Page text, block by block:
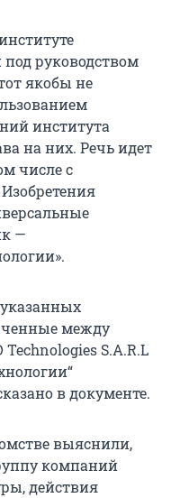
руководством
якобы не
института
на них. Речь идет
числе с
—
между
S.A.R.L
в документе.
выяснили,
компаний
действия